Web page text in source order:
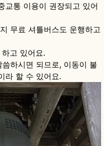
교통 이용이 권장되고 있어
무료 셔틀버스도 운행하고
고 있어요.
하시면 되므로, 이동이 불
라 할 수 있어요.